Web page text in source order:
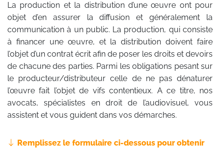
La production et la distribution d’une œuvre ont pour
objet d’en assurer la diffusion et généralement la
communication à un public. La production, qui consiste
à financer une œuvre, et la distribution doivent faire
l’objet d’un contrat écrit afin de poser les droits et devoirs
de chacune des parties. Parmi les obligations pesant sur
le producteur/distributeur celle de ne pas dénaturer
l’œuvre fait l’objet de vifs contentieux. A ce titre, nos
avocats, spécialistes en droit de l’audiovisuel, vous
assistent et vous guident dans vos démarches.
Remplissez le formulaire ci-dessous pour obtenir